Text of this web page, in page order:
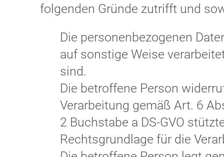
folgenden Gründe zutrifft und
Die personenbezogenen
auf sonstige Weise
sind.
Die betroffene Person
Verarbeitung gemäß Art. 6
2 Buchstabe a DS-GVO
Rechtsgrundlage für die